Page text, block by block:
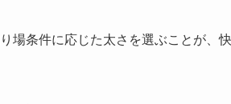
場条件に応じた太さを選ぶことが、